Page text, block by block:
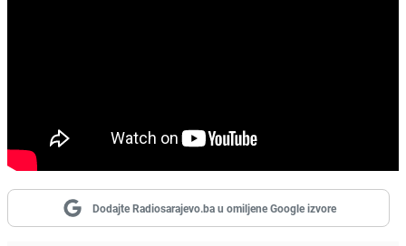
Dodajte Radiosarajevo.ba u omiljene Google izvore